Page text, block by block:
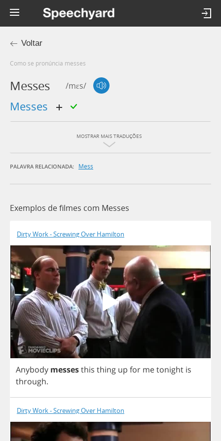
Voltar
Como se pronúncia messes
Messes /mɛs/
messes
MOSTRAR MAIS TRADUÇÕES
PALAVRA RELACIONADA: Mess
Exemplos de filmes com Messes
Dirty Work - Screwing Over Hamilton
Anybody messesthis thing up for metonight is
through.
Dirty Work - Screwing Over Hamilton